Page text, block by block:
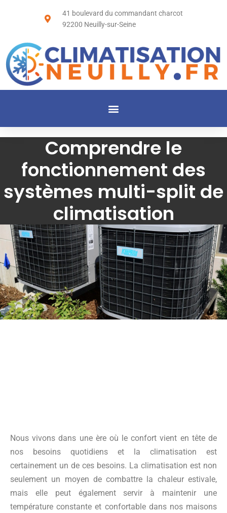
41 boulevard du commandant charcot
92200 Neuilly-sur-Seine
Comprendre le
fonctionnement des
systèmes multi-split de
climatisation
Nous vivons dans une ère où le confort vient en tête de
nos besoins quotidiens et la climatisation est
certainement un de ces besoins. La climatisation est non
seulement un moyen de combattre la chaleur estivale,
mais elle peut également servir à maintenir une
température constante et confortable dans nos maisons